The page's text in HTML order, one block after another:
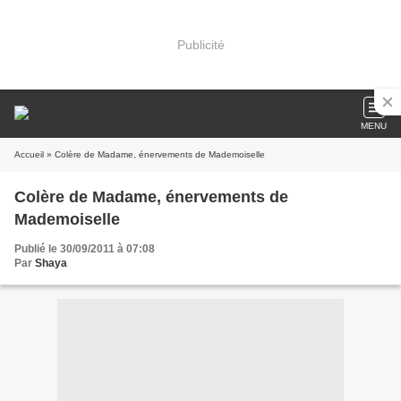
Publicité
MENU
Accueil » Colère de Madame, énervements de Mademoiselle
Colère de Madame, énervements de
Mademoiselle
Publié le 30/09/2011 à 07:08
Par Shaya